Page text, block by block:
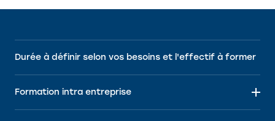
Durée à définir selon vos besoins et l'effectif à former
Formation intra entreprise